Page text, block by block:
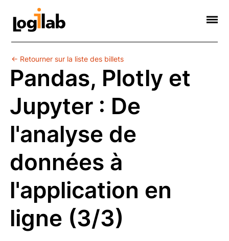
Société
Web Sémantique
Formations
Informatique Scientifique
Contact
← Retourner sur la liste des billets
Pandas, Plotly et
Jupyter : De
l'analyse de
données à
l'application en
ligne (3/3)